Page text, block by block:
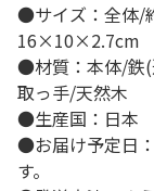
●サイズ：全体/
16×10×2.7cm
●材質：本体/鉄(
取っ手/天然木
●生産国：日本
●お届け予定日
す。